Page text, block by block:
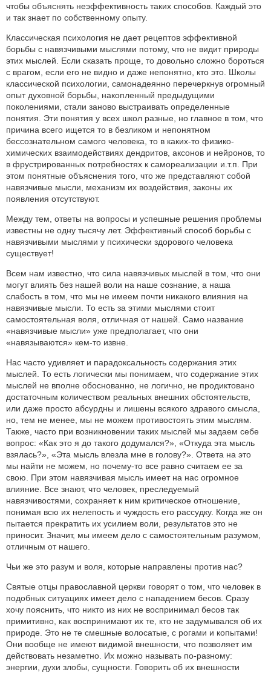
чтобы объяснять неэффективность таких способов. Каждый это
и так знает по собственному опыту.
Классическая психология не дает рецептов эффективной
борьбы с навязчивыми мыслями потому, что не видит природы
этих мыслей. Если сказать проще, то довольно сложно бороться
с врагом, если его не видно и даже непонятно, кто это. Школы
классической психологии, самонадеянно перечеркнув огромный
опыт духовной борьбы, накопленный предыдущими
поколениями, стали заново выстраивать определенные
понятия. Эти понятия у всех школ разные, но главное в том, что
причина всего ищется то в безликом и непонятном
бессознательном самого человека, то в каких-то физико-
химических взаимодействиях дендритов, аксонов и нейронов, то
в фрустрированных потребностях к самореализации и.т.п. При
этом понятные объяснения того, что же представляют собой
навязчивые мысли, механизм их воздействия, законы их
появления отсутствуют.
Между тем, ответы на вопросы и успешные решения проблемы
известны не одну тысячу лет. Эффективный способ борьбы с
навязчивыми мыслями у психически здорового человека
существует!
Всем нам известно, что сила навязчивых мыслей в том, что они
могут влиять без нашей воли на наше сознание, а наша
слабость в том, что мы не имеем почти никакого влияния на
навязчивые мысли. То есть за этими мыслями стоит
самостоятельная воля, отличная от нашей. Само название
«навязчивые мысли» уже предполагает, что они
«навязываются» кем-то извне.
Нас часто удивляет и парадоксальность содержания этих
мыслей. То есть логически мы понимаем, что содержание этих
мыслей не вполне обоснованно, не логично, не продиктовано
достаточным количеством реальных внешних обстоятельств,
или даже просто абсурдны и лишены всякого здравого смысла,
но, тем не менее, мы не можем противостоять этим мыслям.
Также, часто при возникновении таких мыслей мы задаем себе
вопрос: «Как это я до такого додумался?», «Откуда эта мысль
взялась?», «Эта мысль влезла мне в голову?». Ответа на это
мы найти не можем, но почему-то все равно считаем ее за
свою. При этом навязчивая мысль имеет на нас огромное
влияние. Все знают, что человек, преследуемый
навязчивостями, сохраняет к ним критическое отношение,
понимая всю их нелепость и чуждость его рассудку. Когда же он
пытается прекратить их усилием воли, результатов это не
приносит. Значит, мы имеем дело с самостоятельным разумом,
отличным от нашего.
Чьи же это разум и воля, которые направлены против нас?
Святые отцы православной церкви говорят о том, что человек в
подобных ситуациях имеет дело с нападением бесов. Сразу
хочу пояснить, что никто из них не воспринимал бесов так
примитивно, как воспринимают их те, кто не задумывался об их
природе. Это не те смешные волосатые, с рогами и копытами!
Они вообще не имеют видимой внешности, что позволяет им
действовать незаметно. Их можно называть по-разному:
энергии, духи злобы, сущности. Говорить об их внешности